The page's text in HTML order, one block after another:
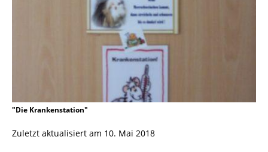
"Die Krankenstation"
Zuletzt aktualisiert am 10. Mai 2018